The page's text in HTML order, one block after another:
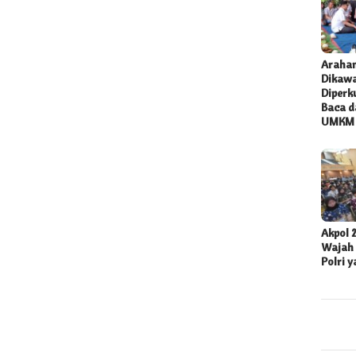
Baca
UMKM
Akpol
Wajah
Polri